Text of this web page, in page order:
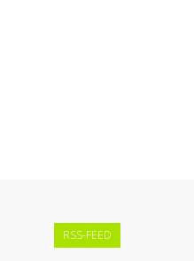
RSS-FEED